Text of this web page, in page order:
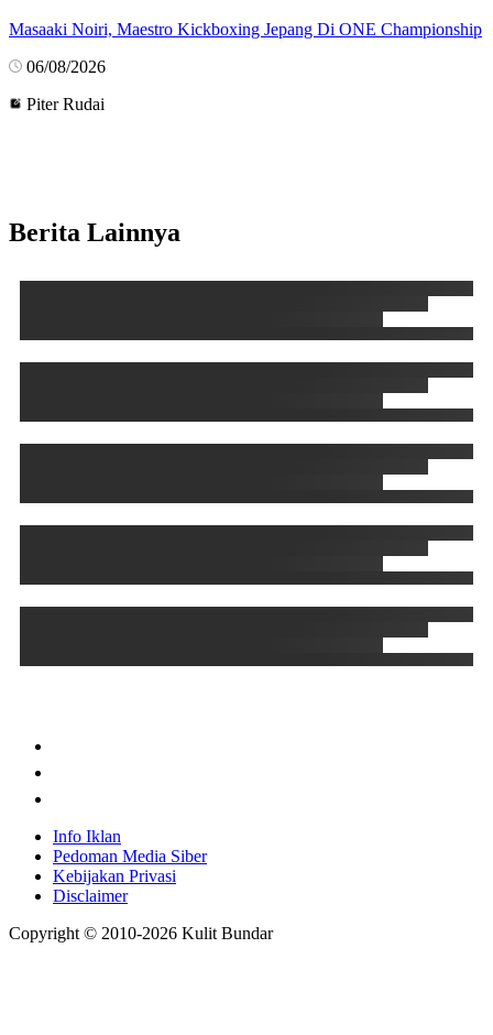
Masaaki Noiri, Maestro Kickboxing Jepang Di ONE Championship
06/08/2026
Piter Rudai
Berita Lainnya
Info Iklan
Pedoman Media Siber
Kebijakan Privasi
Disclaimer
Copyright © 2010-2026 Kulit Bundar